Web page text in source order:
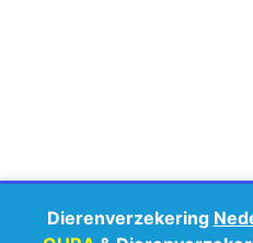
Dierenverzekering